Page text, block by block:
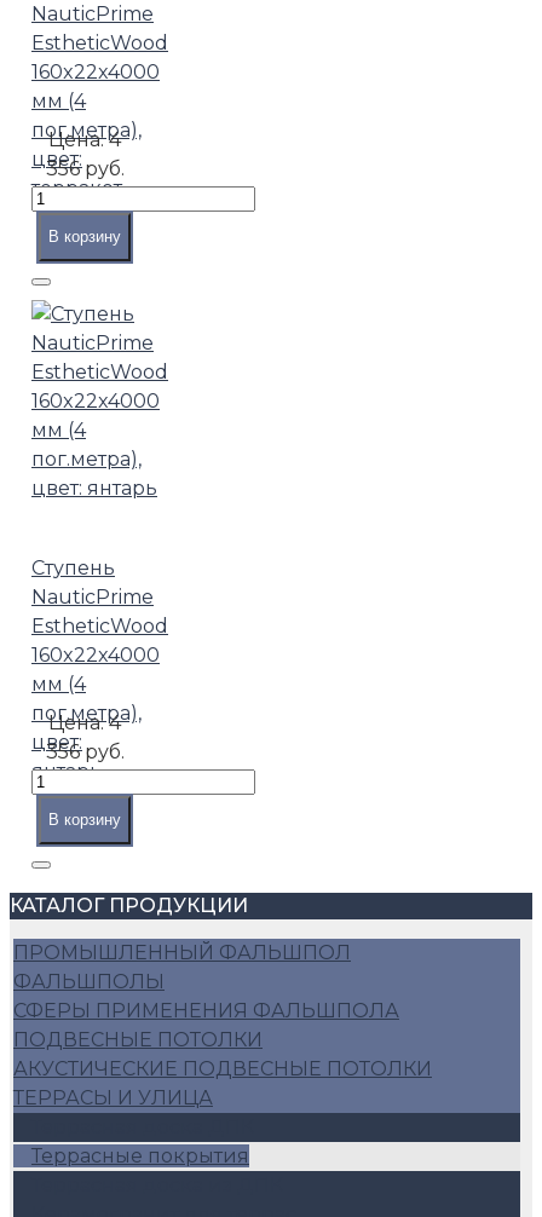
NauticPrime
EstheticWood
160x22x4000
мм (4
пог.метра),
цвет:
терракот
Цена:4
356 руб.
В корзину
Ступень
NauticPrime
EstheticWood
160x22x4000
мм (4
пог.метра),
цвет:
янтарь
Цена:4
356 руб.
В корзину
КАТАЛОГ ПРОДУКЦИИ
ПРОМЫШЛЕННЫЙ ФАЛЬШПОЛ
ФАЛЬШПОЛЫ
СФЕРЫ ПРИМЕНЕНИЯ ФАЛЬШПОЛА
ПОДВЕСНЫЕ ПОТОЛКИ
АКУСТИЧЕСКИЕ ПОДВЕСНЫЕ ПОТОЛКИ
ТЕРРАСЫ И УЛИЦА
Террасные покрытия